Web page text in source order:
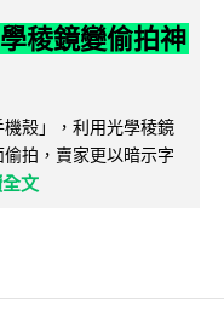
稜鏡變偷拍神
殼」，利用光學稜鏡
拍，賣家更以暗示字
文